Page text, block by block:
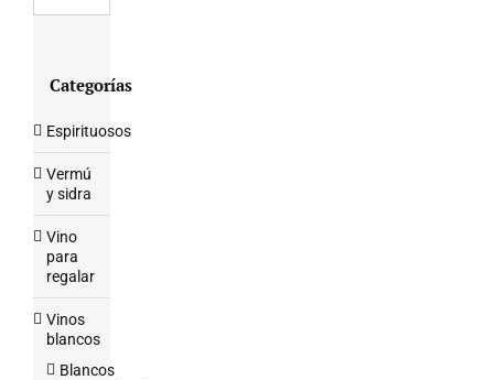
Categorías
Espirituosos
Vermú
y sidra
Vino
para
regalar
Vinos
blancos
Blancos